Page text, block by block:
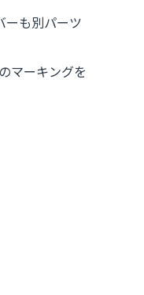
ーも別パーツ
マーキングを